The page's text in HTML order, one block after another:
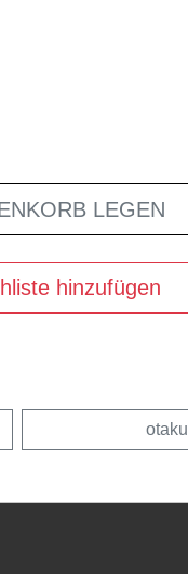
LEGEN
hinzufügen
otaku